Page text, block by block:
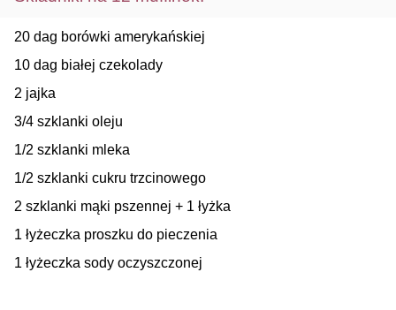
20 dag borówki amerykańskiej
10 dag białej czekolady
2 jajka
3/4 szklanki oleju
1/2 szklanki mleka
1/2 szklanki cukru trzcinowego
2 szklanki mąki pszennej + 1 łyżka
1 łyżeczka proszku do pieczenia
1 łyżeczka sody oczyszczonej